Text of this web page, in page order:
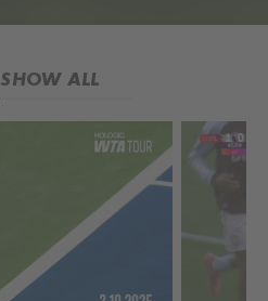
SHOW ALL